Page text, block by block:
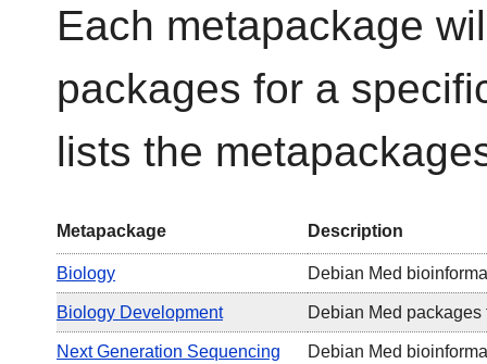
Each metapackage
packages for a
lists the
Metapackage Description
Biology Debian Med
Biology Development Debian Med
Next Generation Sequencing Debian Med